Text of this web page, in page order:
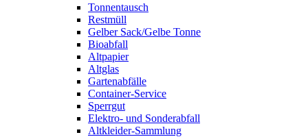
Tonnentausch
Restmüll
Gelber Sack/Gelbe Tonne
Bioabfall
Altpapier
Altglas
Gartenabfälle
Container-Service
Sperrgut
Elektro- und Sonderabfall
Altkleider-Sammlung